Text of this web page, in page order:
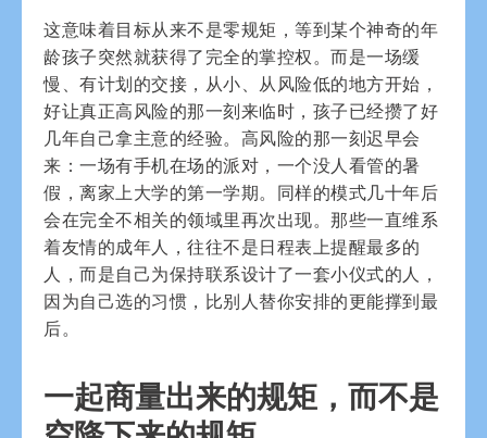
这意味着目标从来不是零规矩，等到某个神奇的年
龄孩子突然就获得了完全的掌控权。而是一场缓
慢、有计划的交接，从小、从风险低的地方开始，
好让真正高风险的那一刻来临时，孩子已经攒了好
几年自己拿主意的经验。高风险的那一刻迟早会
来：一场有手机在场的派对，一个没人看管的暑
假，离家上大学的第一学期。同样的模式几十年后
会在完全不相关的领域里再次出现。那些一直维系
着友情的成年人，往往不是日程表上提醒最多的
人，而是自己为保持联系设计了一套小仪式的人，
因为自己选的习惯，比别人替你安排的更能撑到最
后。
一起商量出来的规矩，而不是